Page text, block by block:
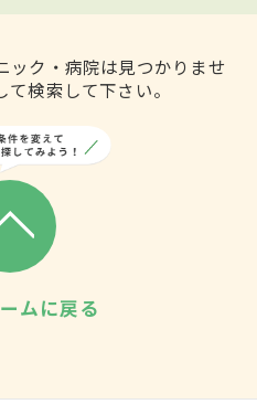
ック・病院は見つかりませ
検索して下さい。
ムに戻る